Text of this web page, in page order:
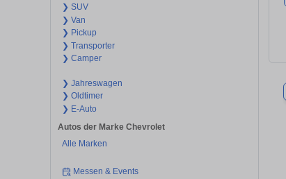
❯ SUV
❯ Van
❯ Pickup
❯ Transporter
❯ Camper
❯ Jahreswagen
❯ Oldtimer
❯ E-Auto
Autos der Marke Chevrolet
Alle Marken
Messen & Events